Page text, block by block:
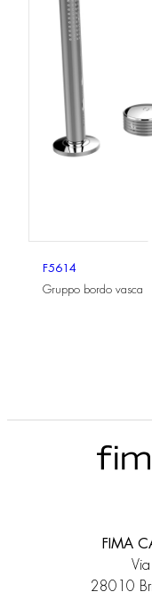
F5614
Gruppo bordo vasca
FIMA
28010